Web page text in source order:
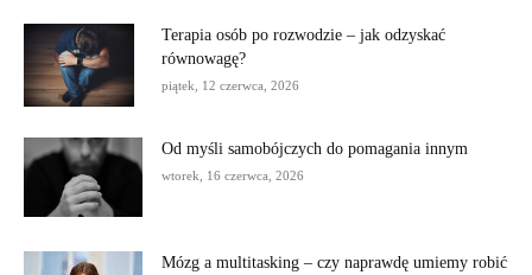
Terapia osób po rozwodzie – jak odzyskać
równowagę?
piątek, 12 czerwca, 2026
Od myśli samobójczych do pomagania innym
wtorek, 16 czerwca, 2026
Mózg a multitasking – czy naprawdę umiemy robić